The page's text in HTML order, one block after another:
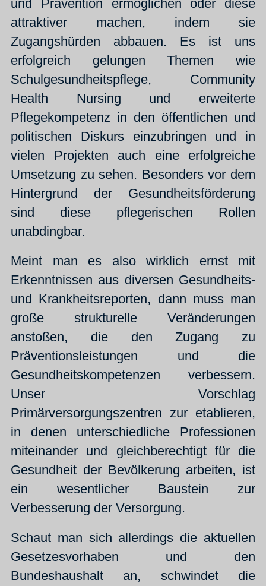
und Prävention ermöglichen oder diese
attraktiver machen, indem sie
Zugangshürden abbauen. Es ist uns
erfolgreich gelungen Themen wie
Schulgesundheitspflege, Community
Health Nursing und erweiterte
Pflegekompetenz in den öffentlichen und
politischen Diskurs einzubringen und in
vielen Projekten auch eine erfolgreiche
Umsetzung zu sehen. Besonders vor dem
Hintergrund der Gesundheitsförderung
sind diese pflegerischen Rollen
unabdingbar.
Meint man es also wirklich ernst mit
Erkenntnissen aus diversen Gesundheits-
und Krankheitsreporten, dann muss man
große strukturelle Veränderungen
anstoßen, die den Zugang zu
Präventionsleistungen und die
Gesundheitskompetenzen verbessern.
Unser Vorschlag
Primärversorgungszentren zur etablieren,
in denen unterschiedliche Professionen
miteinander und gleichberechtigt für die
Gesundheit der Bevölkerung arbeiten, ist
ein wesentlicher Baustein zur
Verbesserung der Versorgung.
Schaut man sich allerdings die aktuellen
Gesetzesvorhaben und den
Bundeshaushalt an, schwindet die